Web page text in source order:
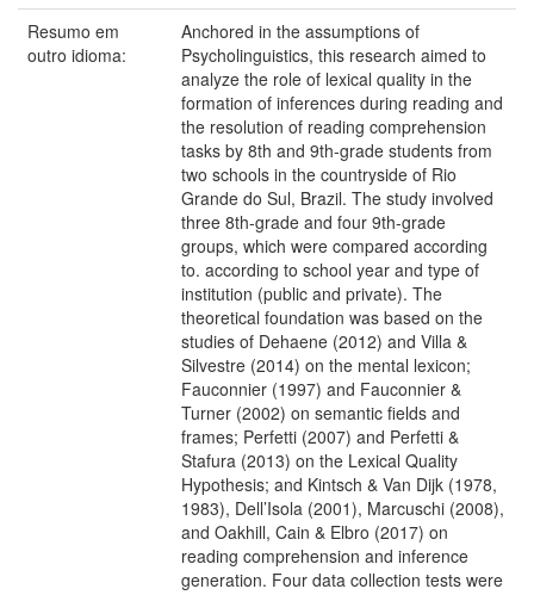
Resumo em
outro idioma:
Anchored in the assumptions of
Psycholinguistics, this research aimed to
analyze the role of lexical quality in the
formation of inferences during reading and
the resolution of reading comprehension
tasks by 8th and 9th-grade students from
two schools in the countryside of Rio
Grande do Sul, Brazil. The study involved
three 8th-grade and four 9th-grade
groups, which were compared according
to. according to school year and type of
institution (public and private). The
theoretical foundation was based on the
studies of Dehaene (2012) and Villa &
Silvestre (2014) on the mental lexicon;
Fauconnier (1997) and Fauconnier &
Turner (2002) on semantic fields and
frames; Perfetti (2007) and Perfetti &
Stafura (2013) on the Lexical Quality
Hypothesis; and Kintsch & Van Dijk (1978,
1983), Dell’Isola (2001), Marcuschi (2008),
and Oakhill, Cain & Elbro (2017) on
reading comprehension and inference
generation. Four data collection tests were